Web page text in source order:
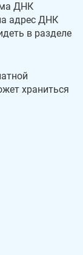
ДНК
адрес ДНК
в разделе
храниться